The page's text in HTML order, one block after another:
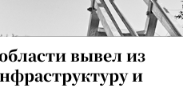
вывел из
и